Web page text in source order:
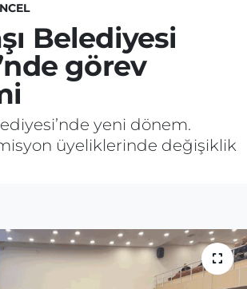
Belediyesi
görev
yeni dönem.
üyeliklerinde değişiklik
Trafik Yoğunluk Haritası
Puan Durumu ve Fikstür
Haberleri